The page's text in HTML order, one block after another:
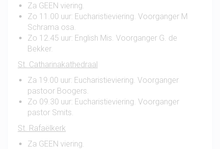
Za GEEN viering.
Zo 11.00 uur: Eucharistieviering. Voorganger M
Schrama osa.
Zo 12.45 uur: English Mis. Voorganger G. de
Bekker.
St. Catharinakathedraal
Za 19.00 uur: Eucharistieviering. Voorganger
pastoor Boogers.
Zo 09.30 uur: Eucharistieviering. Voorganger
pastor Smits.
St. Rafaëlkerk
Za GEEN viering.